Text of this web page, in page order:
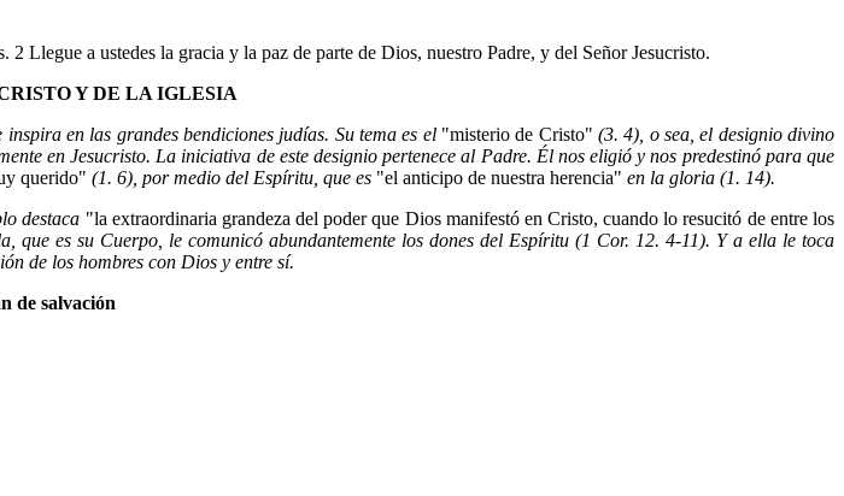
Llegue a ustedes la gracia y la paz de parte de Dios, nuestro Padre, y del Señor Jesucristo.
Y DE LA IGLESIA
en las grandes bendiciones judías. Su tema es el "misterio de Cristo" (3. 4), o sea, el designio divino
en Jesucristo. La iniciativa de este designio pertenece al Padre. Él nos eligió y nos predestinó para que
querido" (1. 6), por medio del Espíritu, que es "el anticipo de nuestra herencia" en la gloria (1. 14).
destaca "la extraordinaria grandeza del poder que Dios manifestó en Cristo, cuando lo resucitó de entre los
que es su Cuerpo, le comunicó abundantemente los dones del Espíritu (1 Cor. 12. 4-11). Y a ella le toca
de los hombres con Dios y entre sí.
de salvación